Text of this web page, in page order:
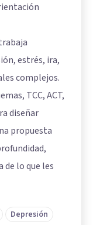
estrés, ira,
complejos.
TCC, ACT,
diseñar
propuesta
lo que les
Depresión